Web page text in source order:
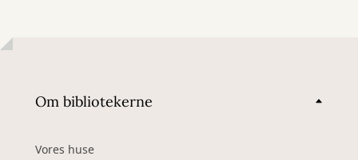
Om bibliotekerne
Vores huse